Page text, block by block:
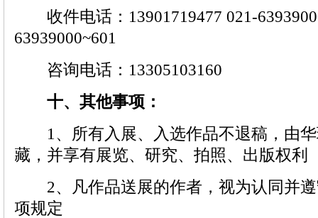
收件电话：13901719477 021-
63939000~601
咨询电话：13305103160
十、其他事项：
1、所有入展、入选作品不退稿，由华
藏，并享有展览、研究、拍照、出版权利
2、凡作品送展的作者，视为认同并遵
项规定